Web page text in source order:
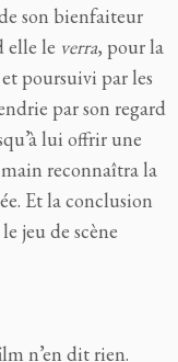
son bienfaiteur
elle le verra, pour la
poursuivi par les
par son regard
lui offrir une
reconnaîtra la
Et la conclusion
jeu de scène
n’en dit rien.